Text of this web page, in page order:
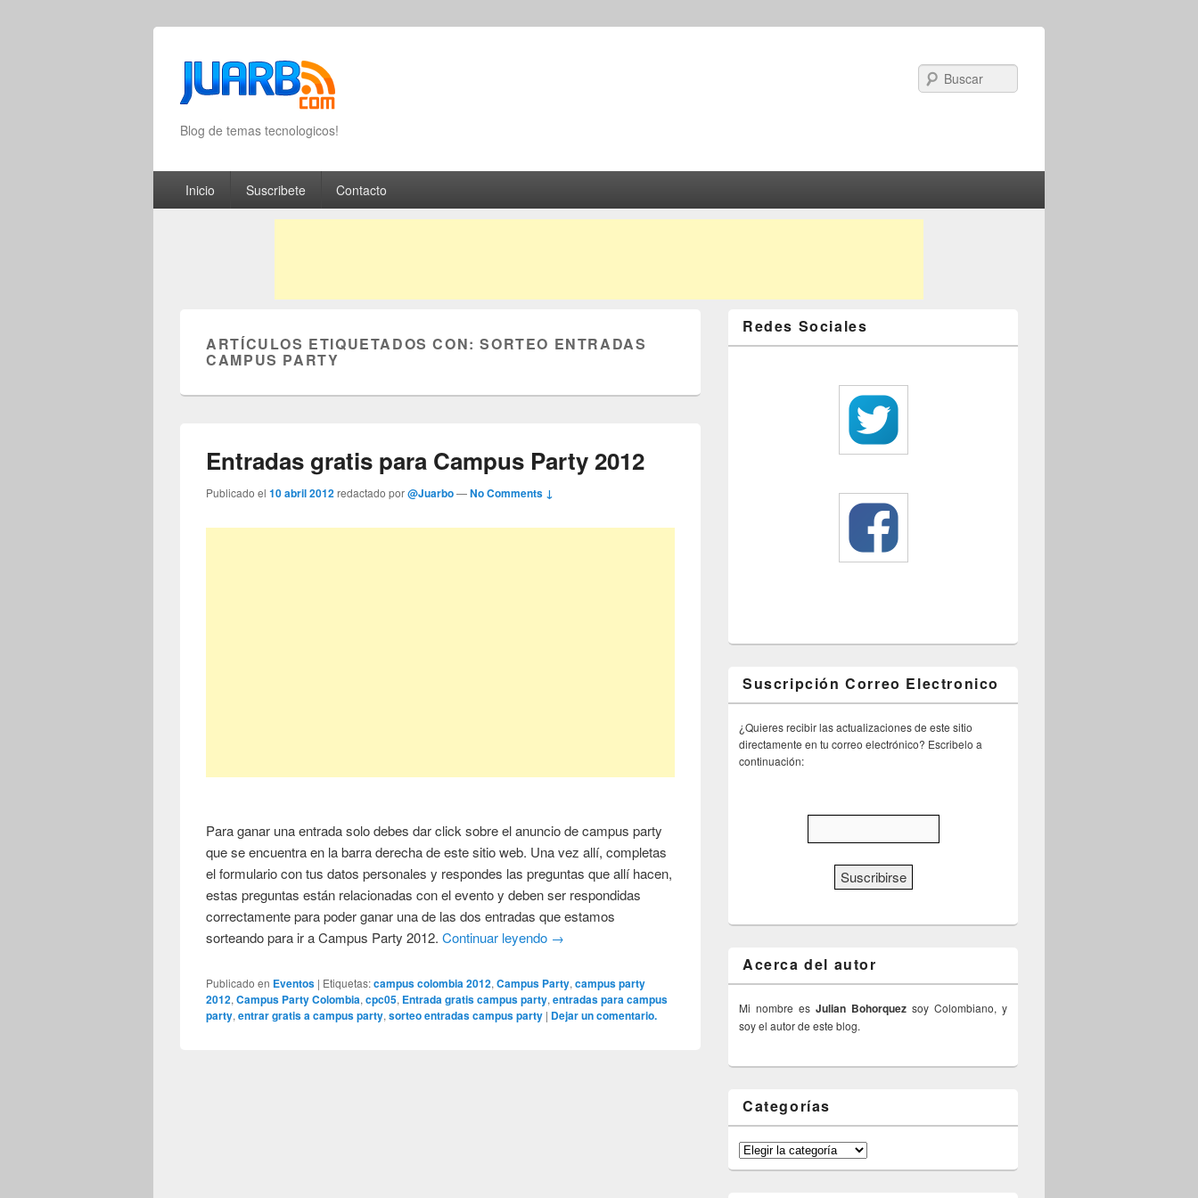
Blog de temas tecnologicos!
Primary menu
Skip to primary content
Skip to secondary content
Inicio Suscribete Contacto
ARTÍCULOS ETIQUETADOS CON:SORTEO ENTRADAS
CAMPUS PARTY
Entradas gratis para Campus Party 2012
Publicado el10 abril 2012redactado por@Juarbo—No Comments ↓
Para ganar una entrada solo debes dar click sobre el anuncio de campus party
que se encuentra en la barra derecha de este sitio web. Una vez allí, completas
el formulario con tus datos personales y respondes las preguntas que allí hacen,
estas preguntas están relacionadas con el evento y deben ser respondidas
correctamente para poder ganar una de las dos entradas que estamos
sorteando para ir a Campus Party 2012.Continuar leyendo →
Publicado en Eventos | Etiquetas:campus colombia 2012,Campus Party,campus party
2012,Campus Party Colombia,cpc05, Entrada gratis campus party,entradas para campus
party,entrar gratis a campus party,sorteo entradas campus party | Dejar un comentario.
Redes Sociales
Suscripción Correo Electronico
¿Quieres recibir las actualizaciones de este sitio
directamente en tu correo electrónico? Escribelo a
continuación:
Acerca del autor
Mi nombre es Julian Bohorquez soy Colombiano, y
soy el autor de este blog.
Categorías
Categorías